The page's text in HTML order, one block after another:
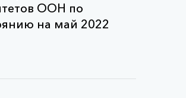
ООН по
на май 2022